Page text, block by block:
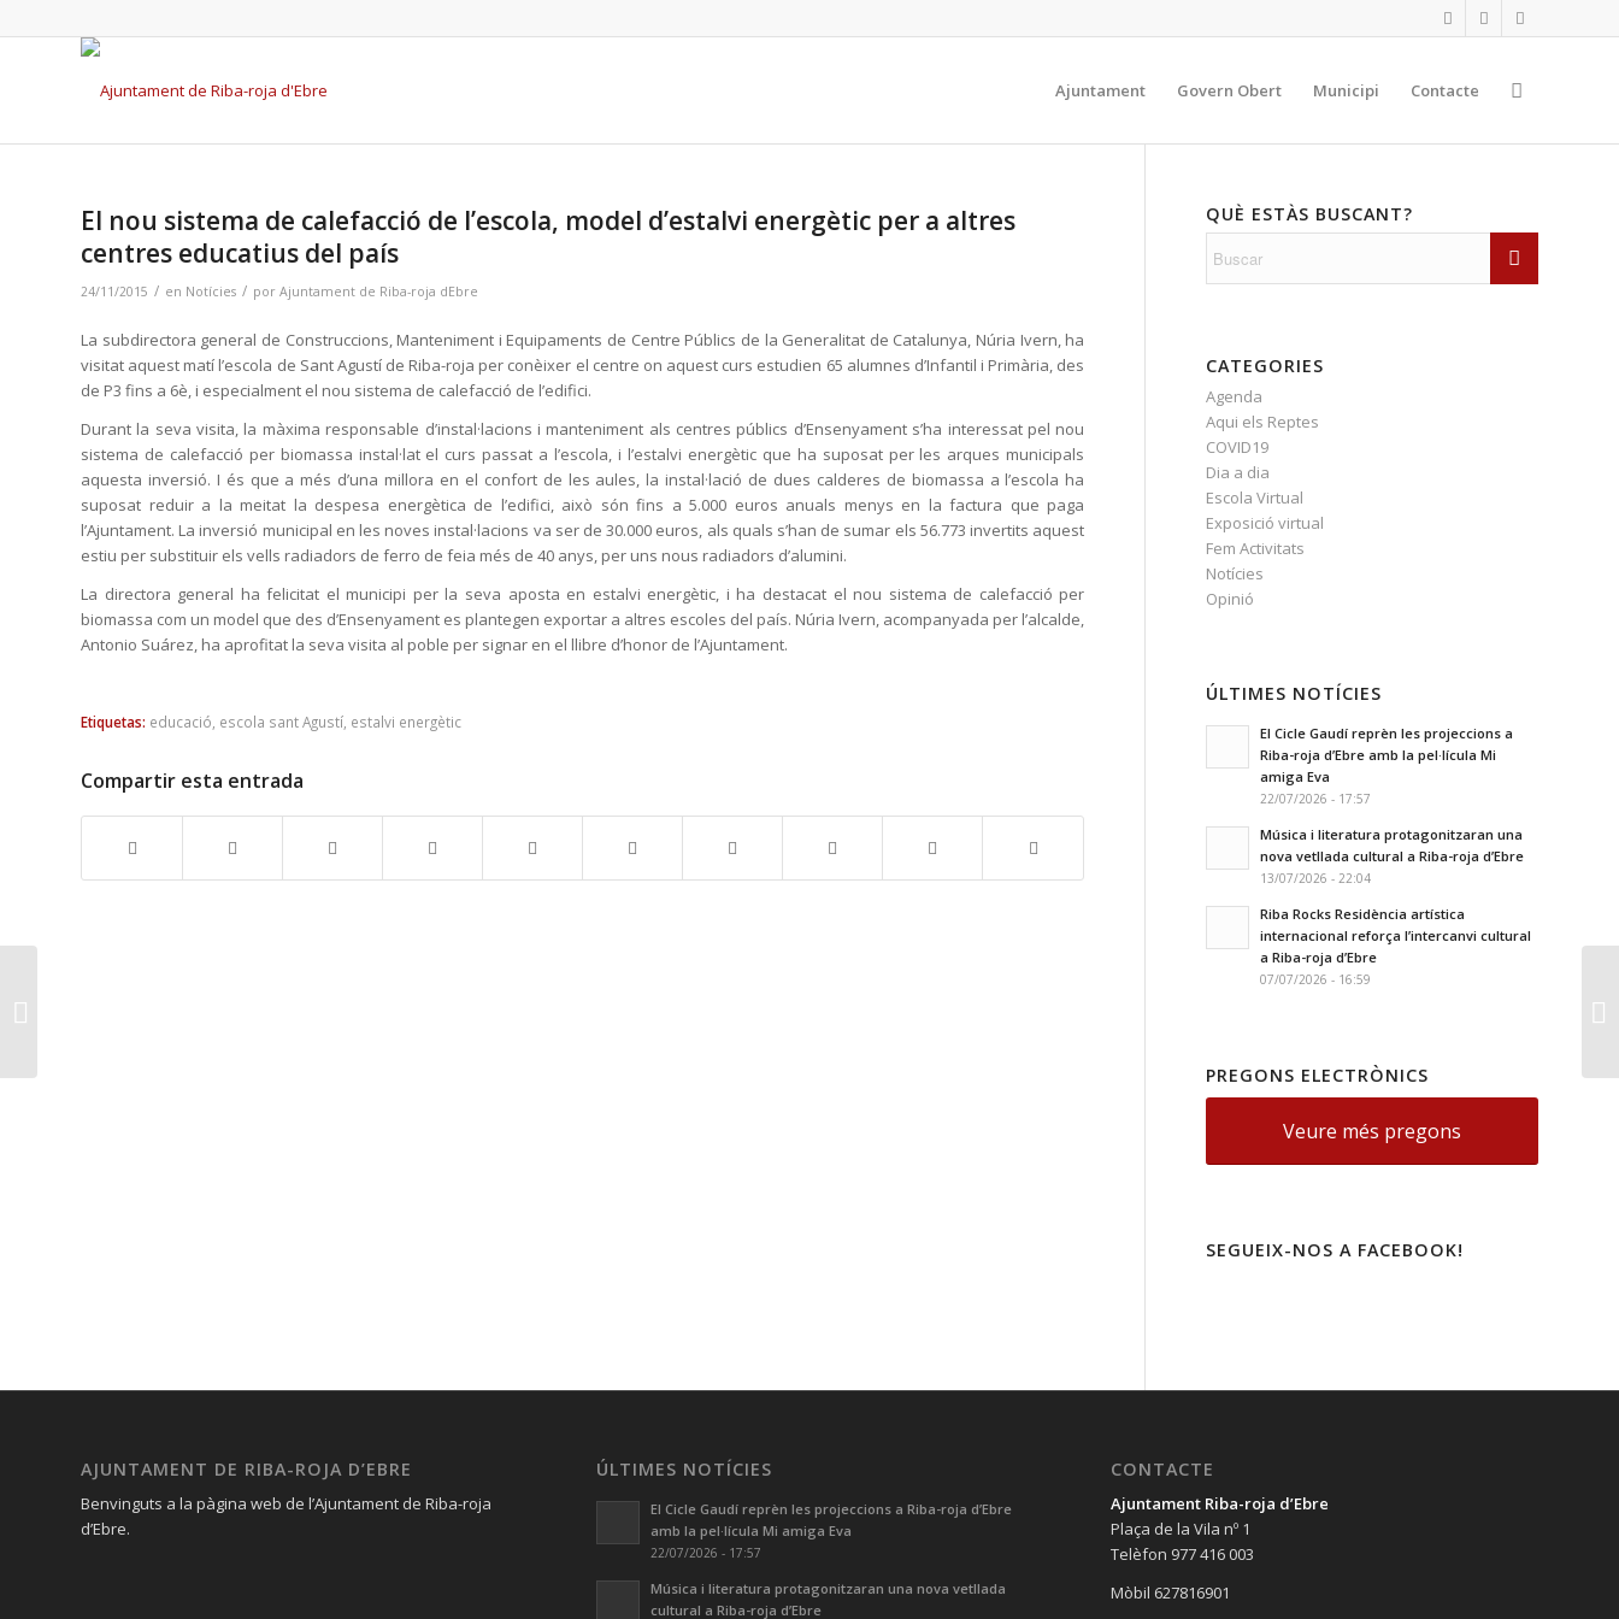
Ajuntament Govern Obert Municipi Contacte
El nou sistema de calefacció de l’escola, model d’estalvi energètic per a altres
centres educatius del país
24/11/2015 / en Notícies / por Ajuntament de Riba-roja dEbre
La subdirectora general de Construccions, Manteniment i Equipaments de Centre Públics de la Generalitat de Catalunya, Núria Ivern, ha
visitat aquest matí l’escola de Sant Agustí de Riba-roja per conèixer el centre on aquest curs estudien 65 alumnes d’Infantil i Primària, des
de P3 fins a 6è, i especialment el nou sistema de calefacció de l’edifici.
Durant la seva visita, la màxima responsable d’instal·lacions i manteniment als centres públics d’Ensenyament s’ha interessat pel nou
sistema de calefacció per biomassa instal·lat el curs passat a l’escola, i l’estalvi energètic que ha suposat per les arques municipals
aquesta inversió. I és que a més d’una millora en el confort de les aules, la instal·lació de dues calderes de biomassa a l’escola ha
suposat reduir a la meitat la despesa energètica de l’edifici, això són fins a 5.000 euros anuals menys en la factura que paga
l’Ajuntament. La inversió municipal en les noves instal·lacions va ser de 30.000 euros, als quals s’han de sumar els 56.773 invertits aquest
estiu per substituir els vells radiadors de ferro de feia més de 40 anys, per uns nous radiadors d’alumini.
La directora general ha felicitat el municipi per la seva aposta en estalvi energètic, i ha destacat el nou sistema de calefacció per
biomassa com un model que des d’Ensenyament es plantegen exportar a altres escoles del país. Núria Ivern, acompanyada per l’alcalde,
Antonio Suárez, ha aprofitat la seva visita al poble per signar en el llibre d’honor de l’Ajuntament.
Etiquetas: educació, escola sant Agustí, estalvi energètic
Compartir esta entrada
QUÈ ESTÀS BUSCANT?
CATEGORIES
Agenda
Aqui els Reptes
COVID19
Dia a dia
Escola Virtual
Exposició virtual
Fem Activitats
Notícies
Opinió
ÚLTIMES NOTÍCIES
El Cicle Gaudí reprèn les projeccions a
Riba-roja d’Ebre amb la pel·lícula Mi
amiga Eva
22/07/2026 - 17:57
Música i literatura protagonitzaran una
nova vetllada cultural a Riba-roja d’Ebre
13/07/2026 - 22:04
Riba Rocks Residència artística
internacional reforça l’intercanvi cultural
a Riba-roja d’Ebre
07/07/2026 - 16:59
PREGONS ELECTRÒNICS
Veure més pregons
SEGUEIX-NOS A FACEBOOK!
AJUNTAMENT DE RIBA-ROJA D’EBRE
Benvinguts a la pàgina web de l’Ajuntament de Riba-roja
d’Ebre.
ÚLTIMES NOTÍCIES
El Cicle Gaudí reprèn les projeccions a Riba-roja d’Ebre
amb la pel·lícula Mi amiga Eva
22/07/2026 - 17:57
Música i literatura protagonitzaran una nova vetllada
cultural a Riba-roja d’Ebre
CONTACTE
Ajuntament Riba-roja d’Ebre
Plaça de la Vila nº 1
Telèfon 977 416 003
Mòbil 627816901